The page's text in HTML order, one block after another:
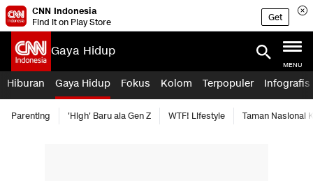
CNN Indonesia
Find it on Play Store
Get
Gaya Hidup
MENU
Hiburan Gaya Hidup Fokus Kolom Terpopuler Infografis
Parenting 'High' Baru ala Gen Z WTF! Lifestyle Taman Nasional